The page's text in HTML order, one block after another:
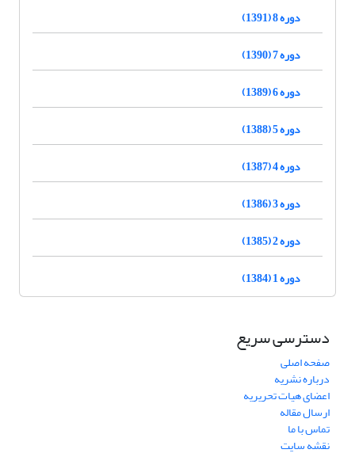
دوره 8 (1391)
دوره 7 (1390)
دوره 6 (1389)
دوره 5 (1388)
دوره 4 (1387)
دوره 3 (1386)
دوره 2 (1385)
دوره 1 (1384)
دسترسی سریع
صفحه اصلی
درباره نشریه
اعضای هیات تحریریه
ارسال مقاله
تماس با ما
نقشه سایت